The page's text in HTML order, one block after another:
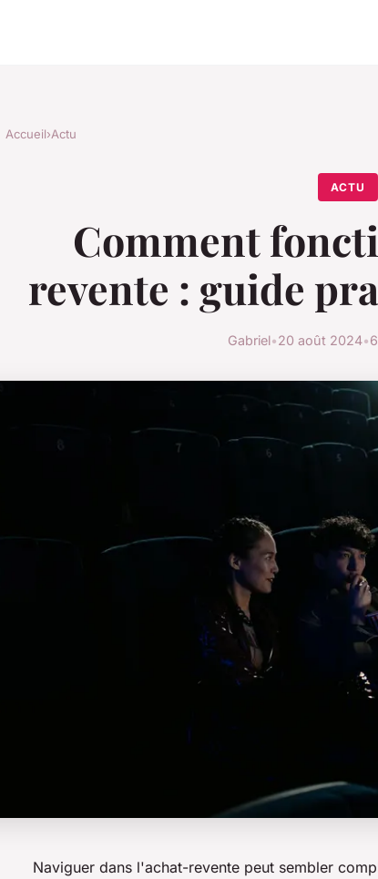
Accueil›Actu
ACTU
Comment
revente : guide
Gabriel•20 août 2024•
Naviguer dans l'achat-revente peut sembler